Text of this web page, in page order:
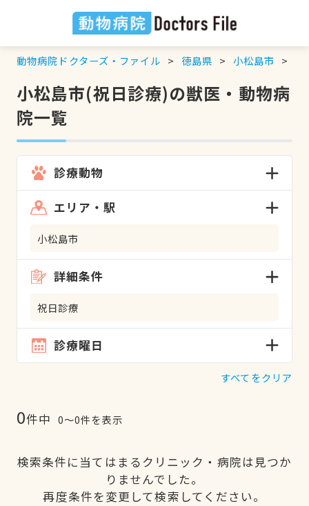
動物病院ドクターズ・ファイル 徳島県 小松島市
小松島市(祝日診療)の獣医・動物病
院一覧
診療動物
エリア・駅
小松島市
詳細条件
祝日診療
診療曜日
すべてをクリア
0件中 0〜0件を表示
検索条件に当てはまるクリニック・病院は見つか
りませんでした。
再度条件を変更して検索してください。